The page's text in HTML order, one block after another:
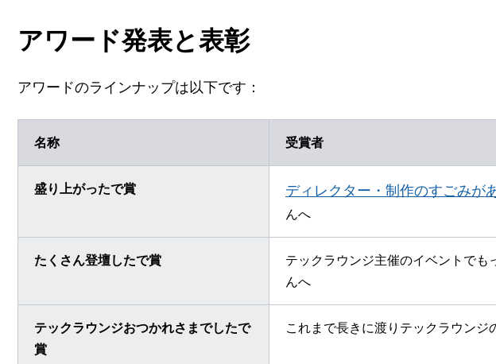
アワード発表と表彰
アワードのラインナップは以下です：
名称 受賞者
盛り上がったで賞 ディレクター・制作のすごみが
んへ
たくさん登壇したで賞
テックラウンジ主催のイベントでも
んへ
テックラウンジおつかれさまでしたで
賞
これまで長きに渡りテックラウン